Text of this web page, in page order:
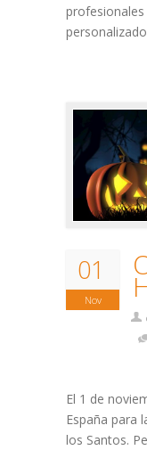
01
Nov
El 1 de
España para
los Santos.